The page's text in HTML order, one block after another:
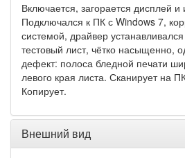
Включается, загорается дисплей и
Подключался к ПК с Windows 7,
системой, драйвер
тестовый лист, чётко насыщенно,
дефект: полоса бледной печати
левого края листа. Сканирует на
Копирует.
Внешний вид